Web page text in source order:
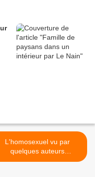
L'homosexuel vu par
quelques auteurs
dramatiques par Roger